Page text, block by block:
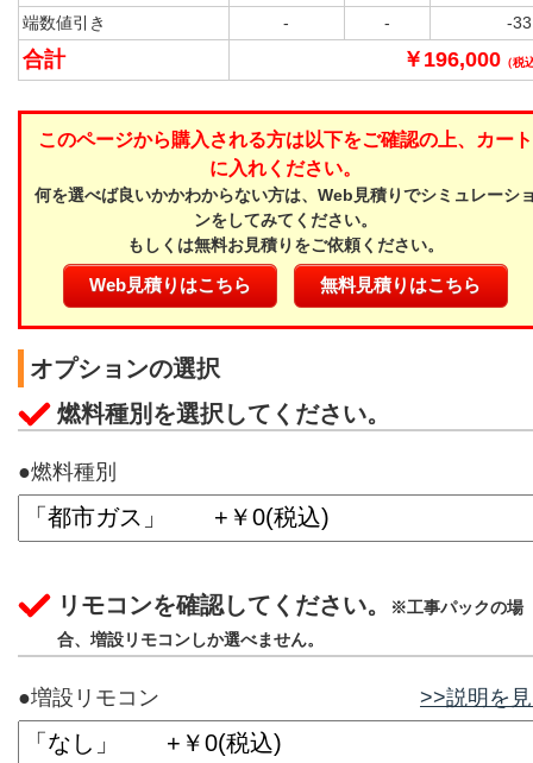
端数値引き - - -
合計 ￥196,000 （税
このページから購入される方は以下をご確認の上、カート
に入れください。
何を選べば良いかかわからない方は、Web見積りでシミュレーシ
ンをしてみてください。
もしくは無料お見積りをご依頼ください。
Web見積りはこちら 無料見積りはこちら
オプションの選択
燃料種別を選択してください。
●燃料種別
リモコンを確認してください。
※工事パックの場
合、増設リモコンしか選べません。
●増設リモコン >>説明を